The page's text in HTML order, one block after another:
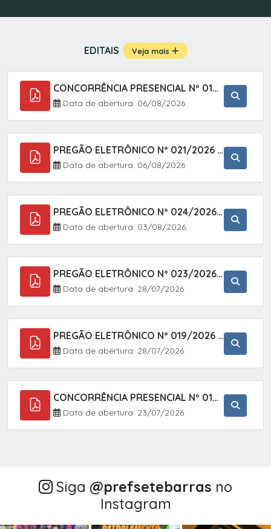
EDITAIS Veja mais
CONCORRÊNCIA PRESENCIAL Nº 019/2025 - PAVIMENTAÇÃO ASFÁLTICA EM TRECHO DA RUA 2 NO BAIRRO VILA SOARES NO MUNICÍPIO DE SETE BARRAS/SP.
Data de abertura: 06/08/2026
PREGÃO ELETRÔNICO Nº 021/2026 - AQUISIÇÃO DE CONTENTORES E CARRINHOS, DESTINADOS A COLETIVA E MANEJO DE RESÍDUOS SÓLIDOS, ATRAVÉS DO SISTEMA DE REGISTRO DE PREÇOS (SRP)
Data de abertura: 06/08/2026
PREGÃO ELETRÔNICO Nº 024/2026 - AQUISIÇÃO DE GÁS MEDICINAL TIPO OXIGÊNIO (1,00 M3, 3,00 M3 E 10,00 M3), EM ATENDIMENTO À SECRETARIA MUNICIPAL DE SAÚDE, ATRAVÉS DO SISTEMA DE REGISTRO DE PREÇOS (SRP)
Data de abertura: 03/08/2026
PREGÃO ELETRÔNICO Nº 023/2026 - AQUISIÇÃO DE ENXOVAL INFANTIL, EM ATENDIMENTO À SECRETARIA MUNICIPAL DE EDUCAÇÃO, ATRAVÉS DO SISTEMA DE REGISTRO DE PREÇOS (SRP).
Data de abertura: 28/07/2026
PREGÃO ELETRÔNICO Nº 019/2026 - CONTRATAÇÃO DE EMPRESA ESPECIALIZADA PARA A PRESTAÇÃO DE SERVIÇOS VETERINÁRIOS CLÍNICOS E CIRÚRGICOS, COM FOCO EM AÇÕES DE SAÚDE PÚBLICA, BEM-ESTAR ANIMAL E CONTROLE POPULACIONAL ÉTICO DE CÃES E GATOS, EM ATENDIMENTO À
Data de abertura: 28/07/2026
CONCORRÊNCIA PRESENCIAL Nº 018/2026 - PAVIMENTAÇÃO ASFÁLTICA NO BAIRRO VOTUPOCA ? ESTRADA DA RAPOSA, NO MUNICÍPIO DE SETE BARRAS/SP
Data de abertura: 23/07/2026
Siga @‌prefsetebarras no
Instagram